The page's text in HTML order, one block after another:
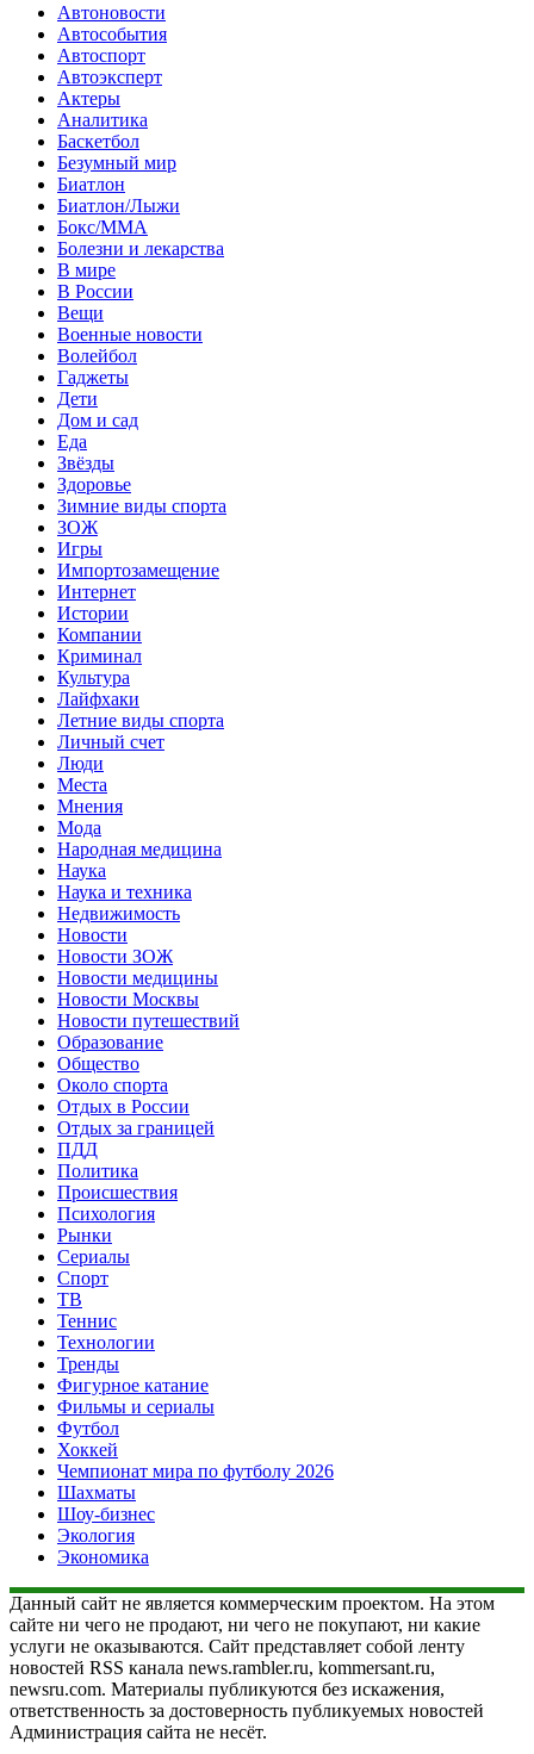
Автоновости
Автособытия
Автоспорт
Автоэксперт
Актеры
Аналитика
Баскетбол
Безумный мир
Биатлон
Биатлон/Лыжи
Бокс/MMA
Болезни и лекарства
В мире
В России
Вещи
Военные новости
Волейбол
Гаджеты
Дети
Дом и сад
Еда
Звёзды
Здоровье
Зимние виды спорта
ЗОЖ
Игры
Импортозамещение
Интернет
Истории
Компании
Криминал
Культура
Лайфхаки
Летние виды спорта
Личный счет
Люди
Места
Мнения
Мода
Народная медицина
Наука
Наука и техника
Недвижимость
Новости
Новости ЗОЖ
Новости медицины
Новости Москвы
Новости путешествий
Образование
Общество
Около спорта
Отдых в России
Отдых за границей
ПДД
Политика
Происшествия
Психология
Рынки
Сериалы
Спорт
ТВ
Теннис
Технологии
Тренды
Фигурное катание
Фильмы и сериалы
Футбол
Хоккей
Чемпионат мира по футболу 2026
Шахматы
Шоу-бизнес
Экология
Экономика
Данный сайт не является коммерческим проектом. На этом
сайте ни чего не продают, ни чего не покупают, ни какие
услуги не оказываются. Сайт представляет собой ленту
новостей RSS канала news.rambler.ru, kommersant.ru,
newsru.com. Материалы публикуются без искажения,
ответственность за достоверность публикуемых новостей
Администрация сайта не несёт.